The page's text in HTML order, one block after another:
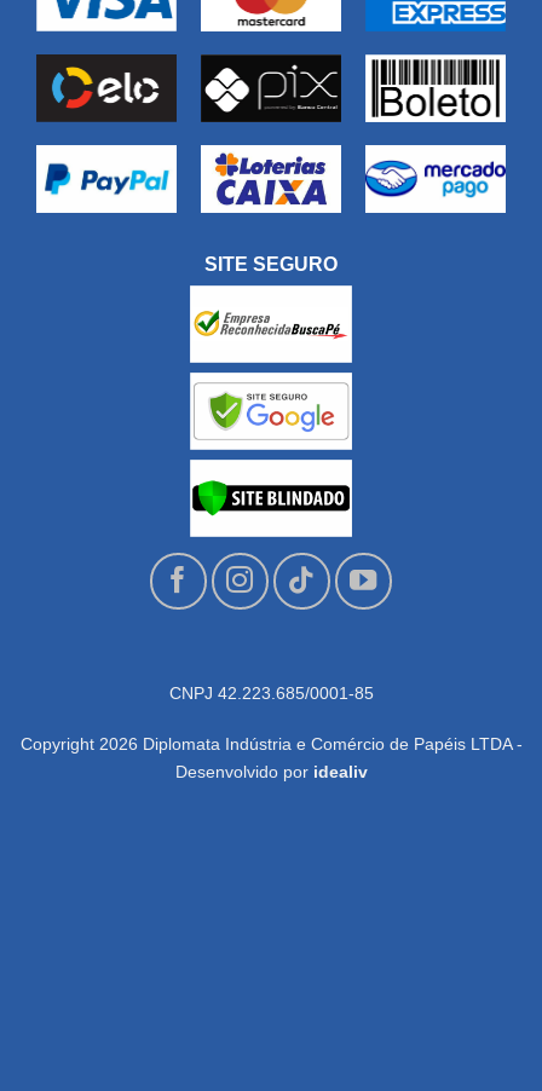
SITE SEGURO
CNPJ 42.223.685/0001-85
Copyright 2026 Diplomata Indústria e Comércio de Papéis LTDA -
Desenvolvido por idealiv